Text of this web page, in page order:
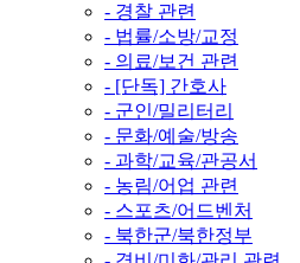
- 경찰 관련
- 법률/소방/교정
- 의료/보건 관련
- [단독] 간호사
- 군인/밀리터리
- 문화/예술/방송
- 과학/교육/관공서
- 농림/어업 관련
- 스포츠/어드벤처
- 북한군/북한정부